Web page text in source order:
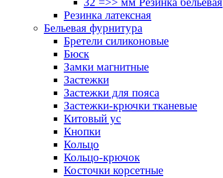
Резинка латексная
Бельевая фурнитура
Бретели силиконовые
Бюск
Замки магнитные
Застежки
Застежки для пояса
Застежки-крючки тканевые
Китовый ус
Кнопки
Кольцо
Кольцо-крючок
Косточки корсетные